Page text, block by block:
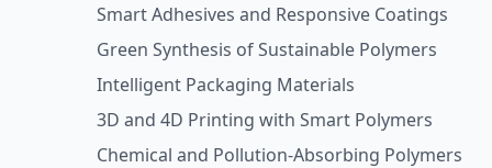
Smart Adhesives and Responsive Coatings
Green Synthesis of Sustainable Polymers
Intelligent Packaging Materials
3D and 4D Printing with Smart Polymers
Chemical and Pollution-Absorbing Polymers